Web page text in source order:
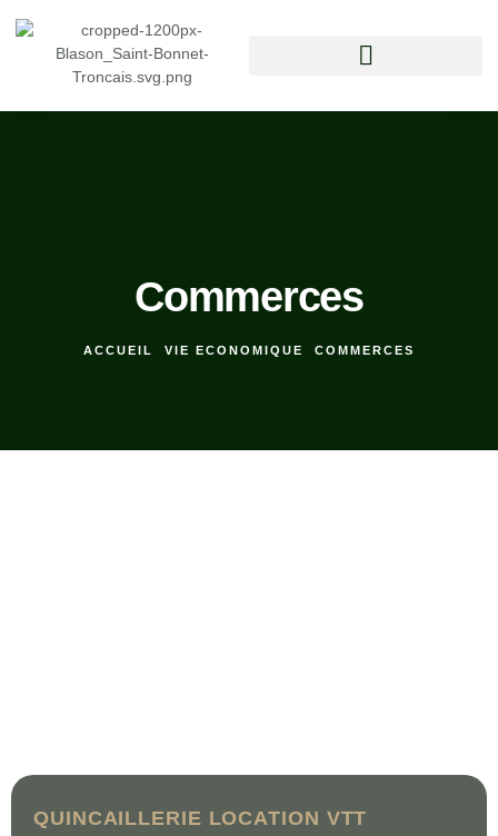
Commerces
ACCUEIL VIE ECONOMIQUE COMMERCES
QUINCAILLERIE LOCATION VTT